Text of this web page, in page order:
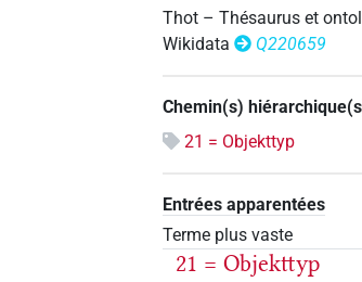
Thot – Thésaurus et
Wikidata
Q220659
Chemin(s)
21 = Objekttyp
Entrées apparentées
Terme plus vaste
21 = Objekttyp